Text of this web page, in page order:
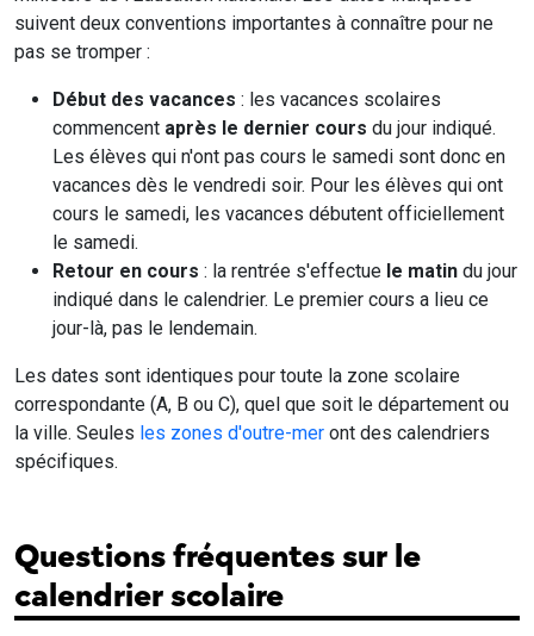
suivent deux conventions importantes à connaître pour ne
pas se tromper :
Début des vacances : les vacances scolaires
commencent après le dernier cours du jour indiqué.
Les élèves qui n'ont pas cours le samedi sont donc en
vacances dès le vendredi soir. Pour les élèves qui ont
cours le samedi, les vacances débutent officiellement
le samedi.
Retour en cours : la rentrée s'effectue le matin du jour
indiqué dans le calendrier. Le premier cours a lieu ce
jour-là, pas le lendemain.
Les dates sont identiques pour toute la zone scolaire
correspondante (A, B ou C), quel que soit le département ou
la ville. Seules les zones d'outre-mer ont des calendriers
spécifiques.
Questions fréquentes sur le
calendrier scolaire